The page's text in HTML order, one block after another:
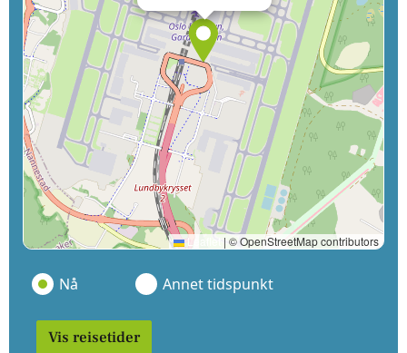
Leaflet | © OpenStreetMap contributors
Nå Annet tidspunkt
Vis reisetider